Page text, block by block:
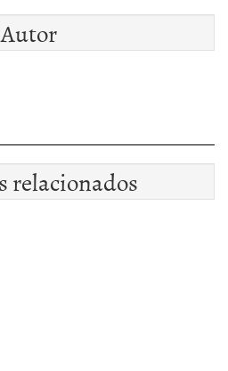
de los bancos
Autor
relacionados